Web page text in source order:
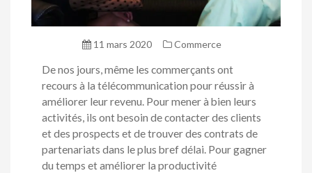
11 mars 2020 Commerce
De nos jours, même les commerçants ont
recours à la télécommunication pour réussir à
améliorer leur revenu. Pour mener à bien leurs
activités, ils ont besoin de contacter des clients
et des prospects et de trouver des contrats de
partenariats dans le plus bref délai. Pour gagner
du temps et améliorer la productivité